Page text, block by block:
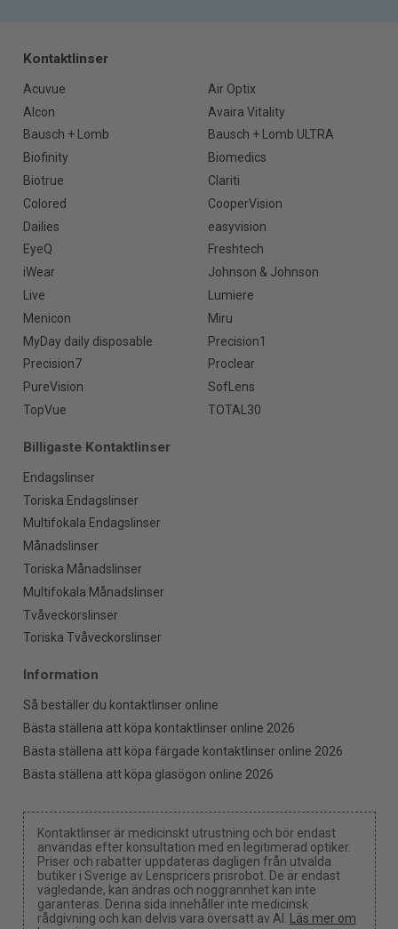
Kontaktlinser
Acuvue
Air Optix
Alcon
Avaira Vitality
Bausch + Lomb
Bausch + Lomb ULTRA
Biofinity
Biomedics
Biotrue
Clariti
Colored
CooperVision
Dailies
easyvision
EyeQ
Freshtech
iWear
Johnson & Johnson
Live
Lumiere
Menicon
Miru
MyDay daily disposable
Precision1
Precision7
Proclear
PureVision
SofLens
TopVue
TOTAL30
Billigaste Kontaktlinser
Endagslinser
Toriska Endagslinser
Multifokala Endagslinser
Månadslinser
Toriska Månadslinser
Multifokala Månadslinser
Tvåveckorslinser
Toriska Tvåveckorslinser
Information
Så beställer du kontaktlinser online
Bästa ställena att köpa kontaktlinser online 2026
Bästa ställena att köpa färgade kontaktlinser online 2026
Bästa ställena att köpa glasögon online 2026
Kontaktlinser är medicinskt utrustning och bör endast
användas efter konsultation med en legitimerad optiker.
Priser och rabatter uppdateras dagligen från utvalda
butiker i Sverige av Lenspricers prisrobot. De är endast
vägledande, kan ändras och noggrannhet kan inte
garanteras. Denna sida innehåller inte medicinsk
rådgivning och kan delvis vara översatt av AI. Läs mer om